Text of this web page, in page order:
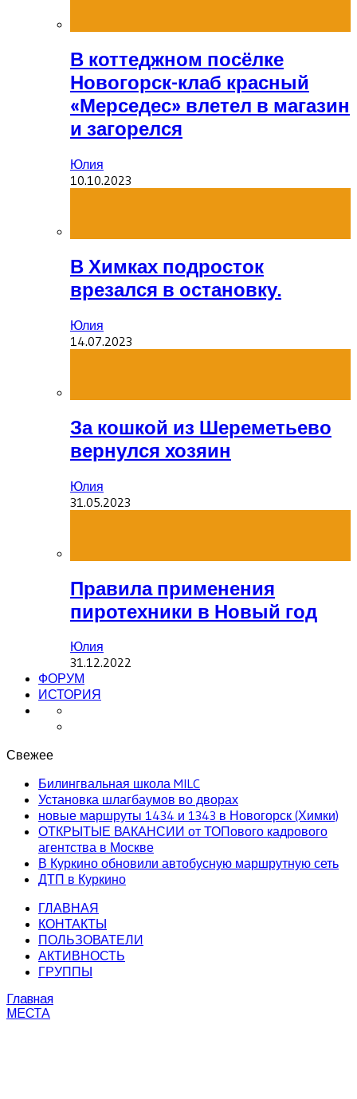
В коттеджном посёлке
Новогорск-клаб красный
«Мерседес» влетел в магазин
и загорелся
Юлия
10.10.2023
В Химках подросток
врезался в остановку.
Юлия
14.07.2023
За кошкой из Шереметьево
вернулся хозяин
Юлия
31.05.2023
Правила применения
пиротехники в Новый год
Юлия
31.12.2022
ФОРУМ
ИСТОРИЯ
Свежее
Билингвальная школа MILC
Установка шлагбаумов во дворах
новые маршруты 1434 и 1343 в Новогорск (Химки)
ОТКРЫТЫЕ ВАКАНСИИ от ТОПового кадрового
агентства в Москве
В Куркино обновили автобусную маршрутную сеть
ДТП в Куркино
ГЛАВНАЯ
КОНТАКТЫ
ПОЛЬЗОВАТЕЛИ
АКТИВНОСТЬ
ГРУППЫ
Главная
МЕСТА